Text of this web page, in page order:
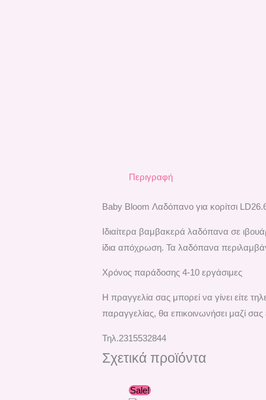
Περιγραφή
Baby Bloom Λαδόπανο για κορίτσι
Ιδιαίτερα βαμβακερά λαδόπανα σε
ίδια απόχρωση. Τα λαδόπανα
Χρόνος παράδοσης 4-10 εργάσιμες
H πραγγελία σας μπορεί να γίνει είτε
παραγγελίας, θα επικοινωνήσει μαζί
Τηλ.2315532844
Σχετικά προϊόντα
Sale!